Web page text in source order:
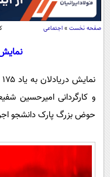
صفحه نخست » اجتماعی
حوض بزرگ پارک دانشجو